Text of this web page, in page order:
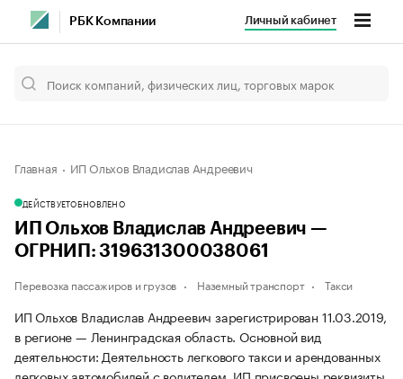
РБК Компании Личный кабинет
Главная ИП Ольхов Владислав Андреевич
ДЕЙСТВУЕТОБНОВЛЕНО
ИП Ольхов Владислав Андреевич —
ОГРНИП: 319631300038061
Перевозка пассажиров и грузов Наземный транспорт Такси
ИП Ольхов Владислав Андреевич зарегистрирован 11.03.2019,
в регионе — Ленинградская область. Основной вид
деятельности: Деятельность легкового такси и арендованных